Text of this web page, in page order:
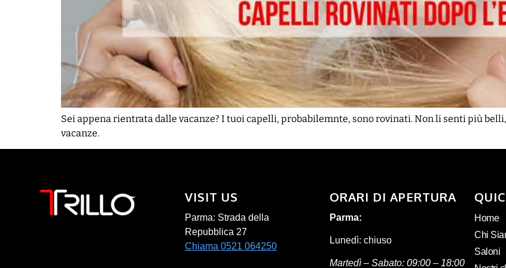
Sei appena rientrata dalle vacanze? I tuoi capelli, probabilemnte, sono rovinati. Non li senti più
vacanze.
VISIT US
Parma: Strada della
Repubblica 27
Chiama 0521 064250
ORARI DI APERTURA
Parma:
Lunedì: chiuso
Martedì – Sabato: 09:00 – 18:00
Home
Chi
Saloni